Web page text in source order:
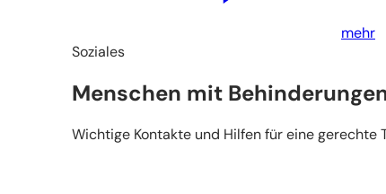
mehr
Soziales
Menschen mit
Wichtige Kontakte und Hilfen für eine gerechte